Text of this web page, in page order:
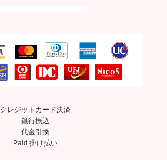
クレジットカード決済
銀行振込
代金引換
Paid 掛け払い